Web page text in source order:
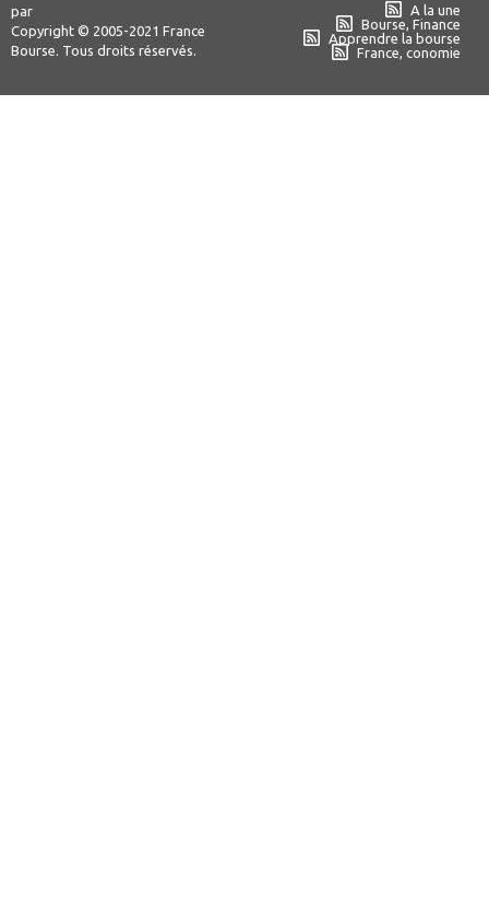
par
Copyright © 2005-2021 France
Bourse. Tous droits réservés.
A la une
Bourse, Finance
Apprendre la bourse
France, conomie